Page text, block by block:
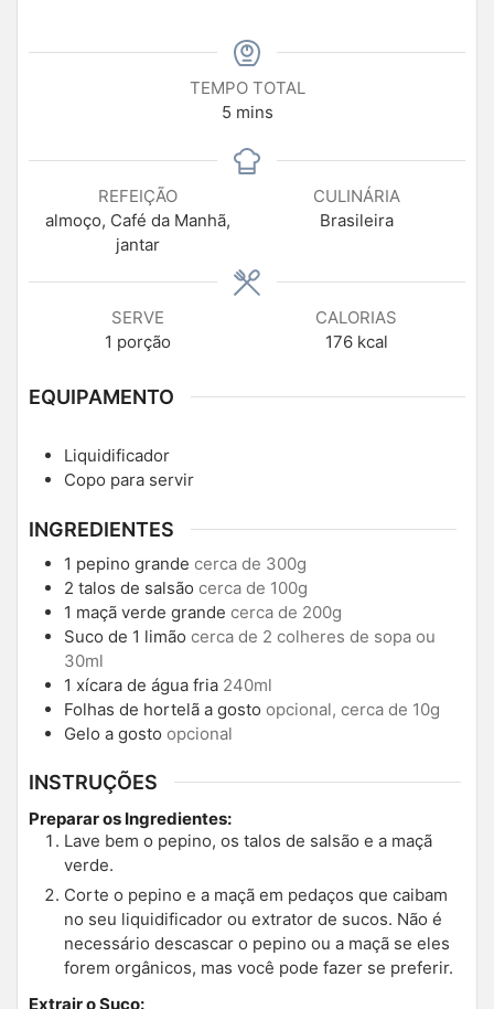
TEMPO TOTAL
5 mins
REFEIÇÃO
almoço, Café da Manhã,
jantar
CULINÁRIA
Brasileira
SERVE
1 porção
CALORIAS
176 kcal
EQUIPAMENTO
Liquidificador
Copo para servir
INGREDIENTES
1 pepino grande cerca de 300g
2 talos de salsão cerca de 100g
1 maçã verde grande cerca de 200g
Suco de 1 limão cerca de 2 colheres de sopa ou
30ml
1 xícara de água fria 240ml
Folhas de hortelã a gosto opcional, cerca de 10g
Gelo a gosto opcional
INSTRUÇÕES
Preparar os Ingredientes:
Lave bem o pepino, os talos de salsão e a maçã
verde.
Corte o pepino e a maçã em pedaços que caibam
no seu liquidificador ou extrator de sucos. Não é
necessário descascar o pepino ou a maçã se eles
forem orgânicos, mas você pode fazer se preferir.
Extrair o Suco: